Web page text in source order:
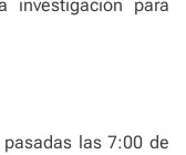
investigación para
las 7:00 de